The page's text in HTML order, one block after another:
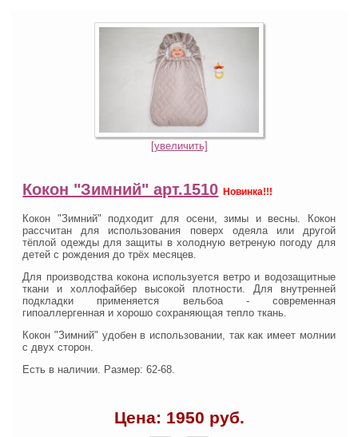
[увеличить]
Кокон "Зимний" арт.1510 Новинка!!!
Кокон "Зимний" подходит для осени, зимы и весны. Кокон
рассчитан для использования поверх одеяла или другой
тёплой одежды для защиты в холодную ветреную погоду для
детей с рождения до трёх месяцев.
Для производства кокона используется ветро и водозащитные
ткани и холлофайбер высокой плотности. Для внутренней
подкладки применяется вельбоа - современная
гипоаллергенная и хорошо сохраняющая тепло ткань.
Кокон "Зимний" удобен в использовании, так как имеет молнии
с двух сторон.
Есть в наличии. Размер: 62-68.
Цена: 1950 руб.